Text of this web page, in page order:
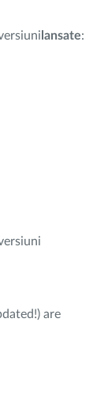
lansate:
are